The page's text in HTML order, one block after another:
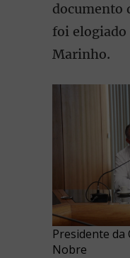
documento
foi
Marinho.
Presidente da
Nobre